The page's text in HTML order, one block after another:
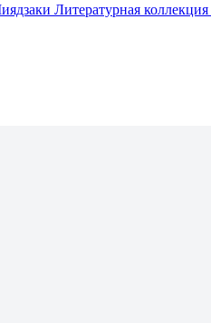
Литературная коллекция